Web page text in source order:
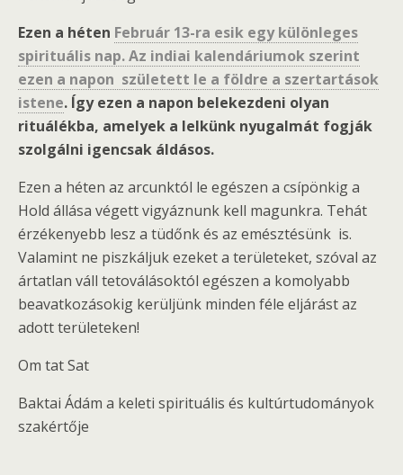
Ezen a héten Február 13-ra esik egy különleges
spirituális nap. Az indiai kalendáriumok szerint
ezen a napon született le a földre a szertartások
istene. Így ezen a napon belekezdeni olyan
rituálékba, amelyek a lelkünk nyugalmát fogják
szolgálni igencsak áldásos.
Ezen a héten az arcunktól le egészen a csípönkig a
Hold állása végett vigyáznunk kell magunkra. Tehát
érzékenyebb lesz a tüdőnk és az emésztésünk is.
Valamint ne piszkáljuk ezeket a területeket, szóval az
ártatlan váll tetoválásoktól egészen a komolyabb
beavatkozásokig kerüljünk minden féle eljárást az
adott területeken!
Om tat Sat
Baktai Ádám a keleti spirituális és kultúrtudományok
szakértője